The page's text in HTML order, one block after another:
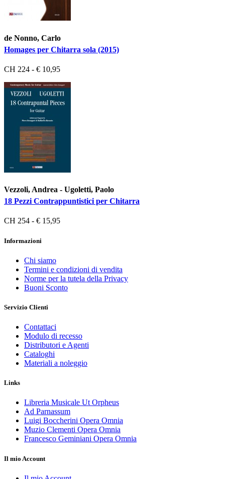
de Nonno, Carlo
Homages per Chitarra sola (2015)
CH 224 - € 10,95
Vezzoli, Andrea - Ugoletti, Paolo
18 Pezzi Contrappuntistici per Chitarra
CH 254 - € 15,95
Informazioni
Chi siamo
Termini e condizioni di vendita
Norme per la tutela della Privacy
Buoni Sconto
Servizio Clienti
Contattaci
Modulo di recesso
Distributori e Agenti
Cataloghi
Materiali a noleggio
Links
Libreria Musicale Ut Orpheus
Ad Parnassum
Luigi Boccherini Opera Omnia
Muzio Clementi Opera Omnia
Francesco Geminiani Opera Omnia
Il mio Account